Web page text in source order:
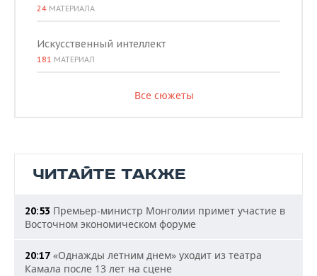
24 МАТЕРИАЛА
Искусственный интеллект
181 МАТЕРИАЛ
Все сюжеты
ЧИТАЙТЕ ТАКЖЕ
20:53 Премьер-министр Монголии примет участие в
Восточном экономическом форуме
20:17 «Однажды летним днем» уходит из театра
Камала после 13 лет на сцене